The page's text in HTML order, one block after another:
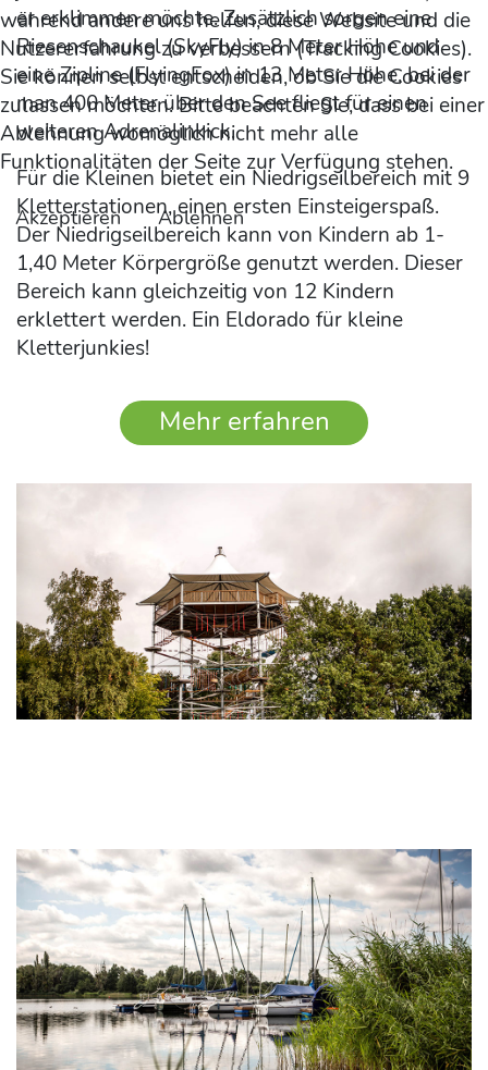
er erklimmen möchte. Zusätzlich sorgen eine
Riesenschaukel (SkyFly) in 8 Meter Höhe und
eine Zipline (FlyingFox) in 13 Meter Höhe, bei der
man 400 Meter über den See fliegt für einen
weiteren Adrenalinkick.
Für die Kleinen bietet ein Niedrigseilbereich mit 9
Kletterstationen, einen ersten Einsteigerspaß.
Der Niedrigseilbereich kann von Kindern ab 1-
1,40 Meter Körpergröße genutzt werden. Dieser
Bereich kann gleichzeitig von 12 Kindern
erklettert werden. Ein Eldorado für kleine
Kletterjunkies!
Mehr erfahren
während andere uns helfen, diese Website und die
Nutzererfahrung zu verbessern (Tracking Cookies).
Sie können selbst entscheiden, ob Sie die Cookies
zulassen möchten. Bitte beachten Sie, dass bei einer
Ablehnung womöglich nicht mehr alle
Funktionalitäten der Seite zur Verfügung stehen.
Akzeptieren Ablehnen